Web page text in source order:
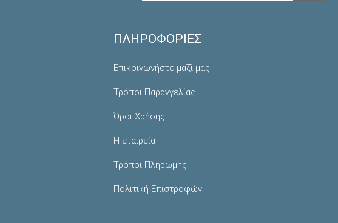
ΠΛΗΡΟΦΟΡΊΕΣ
Επικοινωνήστε μαζί μας
Τρόποι Παραγγελίας
Όροι Χρήσης
Η εταιρεία
Τρόποι Πληρωμής
Πολιτική Επιστροφών